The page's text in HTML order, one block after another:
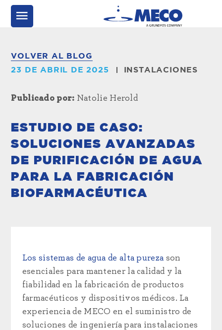
VOLVER AL BLOG
23 DE ABRIL DE 2025
INSTALACIONES
Publicado por: Natolie Herold
ESTUDIO DE CASO:
SOLUCIONES AVANZADAS
DE PURIFICACIÓN DE AGUA
PARA LA FABRICACIÓN
BIOFARMACÉUTICA
Los sistemas de agua de alta pureza son
esenciales para mantener la calidad y la
fiabilidad en la fabricación de productos
farmacéuticos y dispositivos médicos. La
experiencia de MECO en el suministro de
soluciones de ingeniería para instalaciones